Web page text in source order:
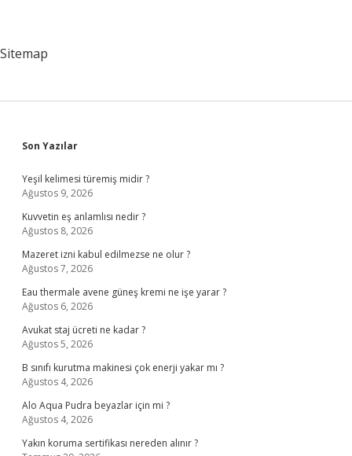
Sitemap
Sidebar
Son Yazılar
Yeşil kelimesi türemiş midir ?
Ağustos 9, 2026
Kuvvetin eş anlamlısı nedir ?
Ağustos 8, 2026
Mazeret izni kabul edilmezse ne olur ?
Ağustos 7, 2026
Eau thermale avene güneş kremi ne işe yarar ?
Ağustos 6, 2026
Avukat staj ücreti ne kadar ?
Ağustos 5, 2026
B sınıfı kurutma makinesi çok enerji yakar mı ?
Ağustos 4, 2026
Alo Aqua Pudra beyazlar için mi ?
Ağustos 4, 2026
Yakın koruma sertifikası nereden alınır ?